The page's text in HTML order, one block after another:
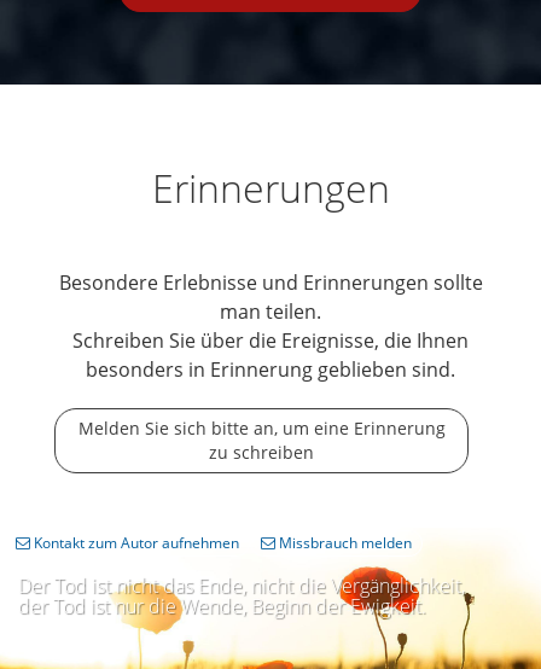
Erinnerungen
Besondere Erlebnisse und Erinnerungen sollte
man teilen.
Schreiben Sie über die Ereignisse, die Ihnen
besonders in Erinnerung geblieben sind.
Melden Sie sich bitte an, um eine Erinnerung
zu schreiben
Der Tod ist nicht das Ende, nicht die Vergänglichkeit,
der Tod ist nur die Wende, Beginn der Ewigkeit.
Kontakt zum Autor aufnehmen Missbrauch melden